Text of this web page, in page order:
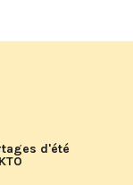
d'été